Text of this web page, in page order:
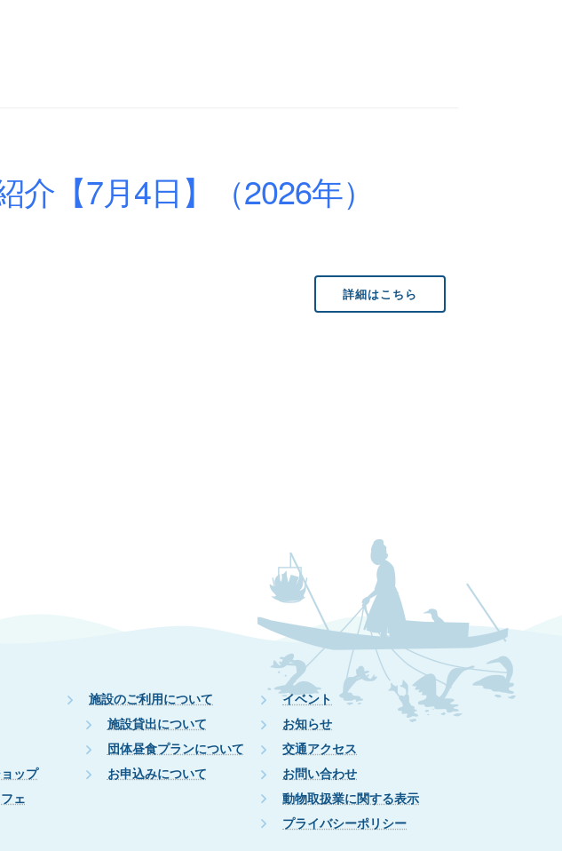
介【7月4日】（2026年）
詳細はこちら
ップ
ェ
施設のご利用について
施設貸出について
団体昼食プランについて
お申込みについて
イベント
お知らせ
交通アクセス
お問い合わせ
動物取扱業に関する表示
プライバシーポリシー